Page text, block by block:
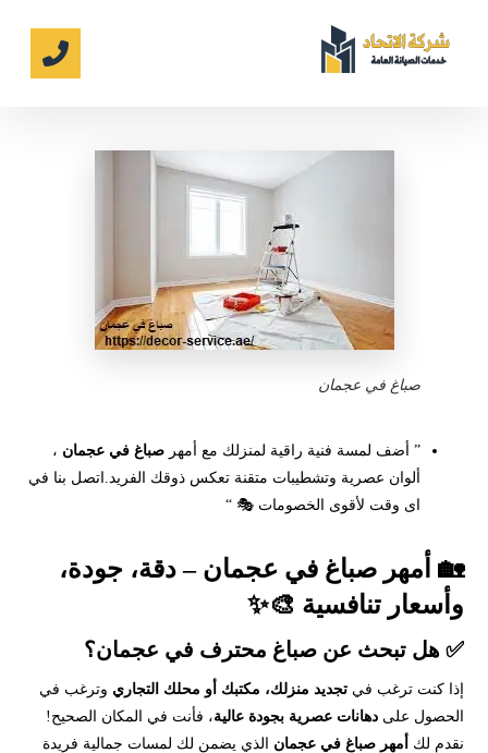
صباغ في عجمان
” أضف لمسة فنية راقية لمنزلك مع أمهرصباغ في عجمان ،
ألوان عصرية وتشطيبات متقنة تعكس ذوقك الفريد.اتصل بنا في
اى وقت لأقوى الخصومات 🎭 “
🏡 أمهر صباغ في عجمان – دقة، جودة،
وأسعار تنافسية 🎨✨
✅ هل تبحث عن صباغ محترف في عجمان؟
إذا كنت ترغب فيتجديد منزلك، مكتبك أو محلك التجاري وترغب في
الحصول علىدهانات عصرية بجودة عالية، فأنت في المكان الصحيح!
نقدم لك
أمهر صباغ فيعجمان الذي يضمن لك لمسات جمالية فريدة